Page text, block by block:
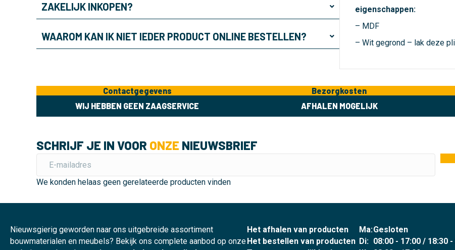
ZAKELIJK INKOPEN?
WAAROM KAN IK NIET IEDER PRODUCT ONLINE BESTELLEN?
eigenschappen:
– MDF
– Wit gegrond – lak deze
Contactgegevens
WIJ HEBBEN GEEN ZAAGSERVICE
Bezorgkosten
AFHALEN MOGELIJK
SCHRIJF JE IN VOOR ONZE NIEUWSBRIEF
We konden helaas geen gerelateerde producten vinden
Nieuwsgierig geworden naar ons uitgebreide assortiment
bouwmaterialen en meubels? Bekijk ons complete aanbod op onze
Het afhalen van producten
Het bestellen van producten
Ma:Gesloten
Di: 08:00 - 17:00 / 18:30 -